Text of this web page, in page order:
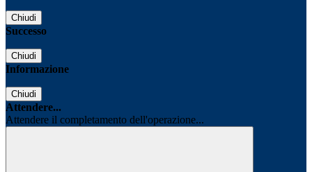
Chiudi
Successo
Chiudi
Informazione
Chiudi
Attendere...
Attendere il completamento dell'operazione...